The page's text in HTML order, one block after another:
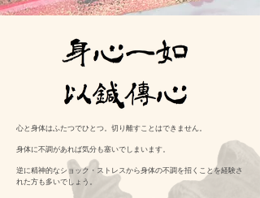
心と身体はふたつでひとつ。切り離すことはできません。
身体に不調があれば気分も塞いでしまいます。
逆に精神的なショック・ストレスから身体の不調を招くことを経験さ
れた方も多いでしょう。